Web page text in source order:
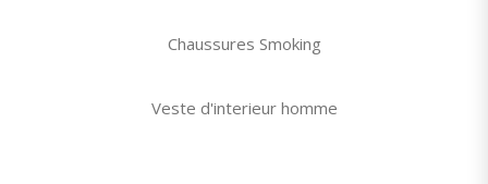
Chaussures Smoking
Veste d'interieur homme